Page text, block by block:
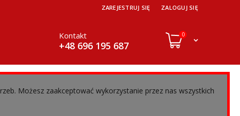
ZAREJESTRUJ SIĘ ZALOGUJ SIĘ
Kontakt
+48 696 195 687
0
Możesz zaakceptować wykorzystanie przez nas wszystkich